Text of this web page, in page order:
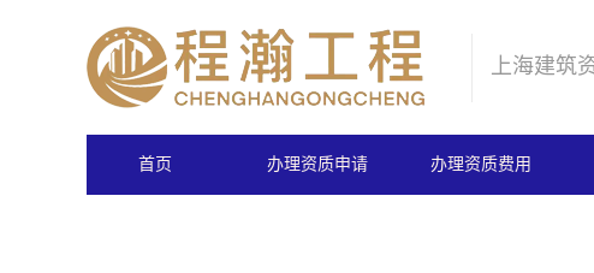
上海建筑
首页 办理资质申请 办理资质费用